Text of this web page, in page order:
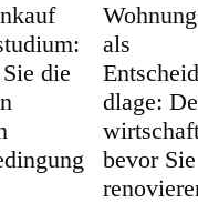
die
als
dlage:
bevor Sie